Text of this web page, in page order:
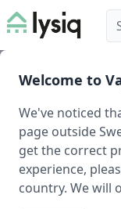
Welcome to
We've noticed
page outside
get the correct
experience,
country. We will
Lysiq
Smarta hem
2 meter